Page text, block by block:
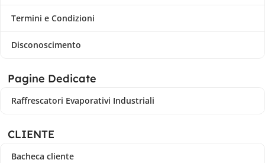
Termini e Condizioni
Disconoscimento
Pagine Dedicate
Raffrescatori Evaporativi Industriali
CLIENTE
Bacheca cliente